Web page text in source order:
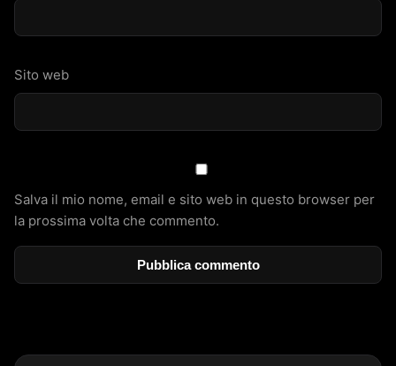
Sito web
Salva il mio nome, email e sito web in questo browser per
la prossima volta che commento.